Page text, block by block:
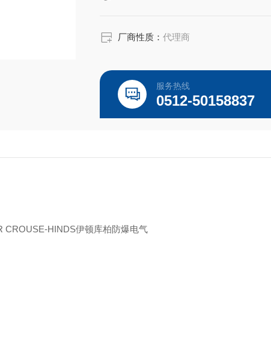
厂商性质：代理商
服务热线
0512-50158837
CROUSE-HINDS伊顿库柏防爆电气